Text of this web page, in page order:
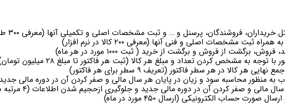
فروشندگان، پرسنل و … و ثبت مشخصات اصلی و تکمیلی آنها (معرفی ۳۰۰ طرف حساب در نرم‌افزار)
ثبت مشخصات اصلی و فنی آنها (معرفی ۲۰۰ کالا در نرم افزار)
برگشت از فروش و برگشت از خرید ( ثبت ۱۰۰۰ مورد در هر ماه)
به مشخص کردن تعداد و مبلغ هر کالا (ثبت هر فاکتور تا مبلغ ۲۸ میلیون تومان)
هر کالا در هر سطر فاکتور (تعریف ۹ سطر برای هر فاکتور)
به منظور محاسبه سود و زیان در پایان هر سال مالی و صفر کردن آن در دوره مالی جدید
و صفر کردن آن در دوره مالی جدید و جلوگیری ازحجیم شدن اطلاعات (۴ مرتبه در سال)
حساب الکترونیکی (ارسال ۴۵۰ مورد در ماه)